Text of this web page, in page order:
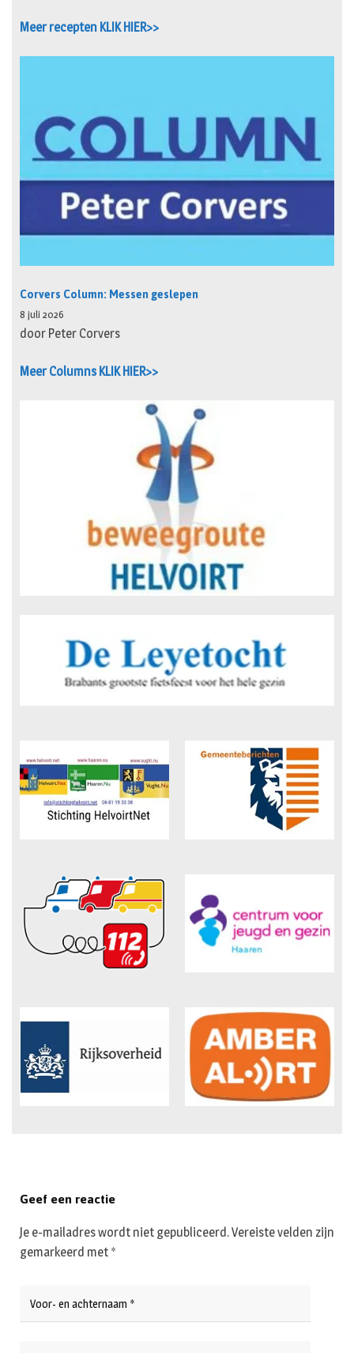
Meer recepten KLIK HIER>>
Corvers Column: Messen geslepen
8 juli 2026
door Peter Corvers
Meer Columns KLIK HIER>>
Geef een reactie
Je e-mailadres wordt niet gepubliceerd.Vereiste velden zijn
gemarkeerd met *